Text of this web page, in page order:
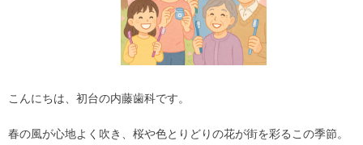
こんにちは、初台の内藤歯科です。
春の風が心地よく吹き、桜や色とりどりの花が街を彩るこの季節。